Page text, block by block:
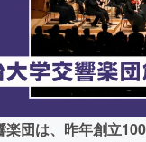
楽団は、昨年創立